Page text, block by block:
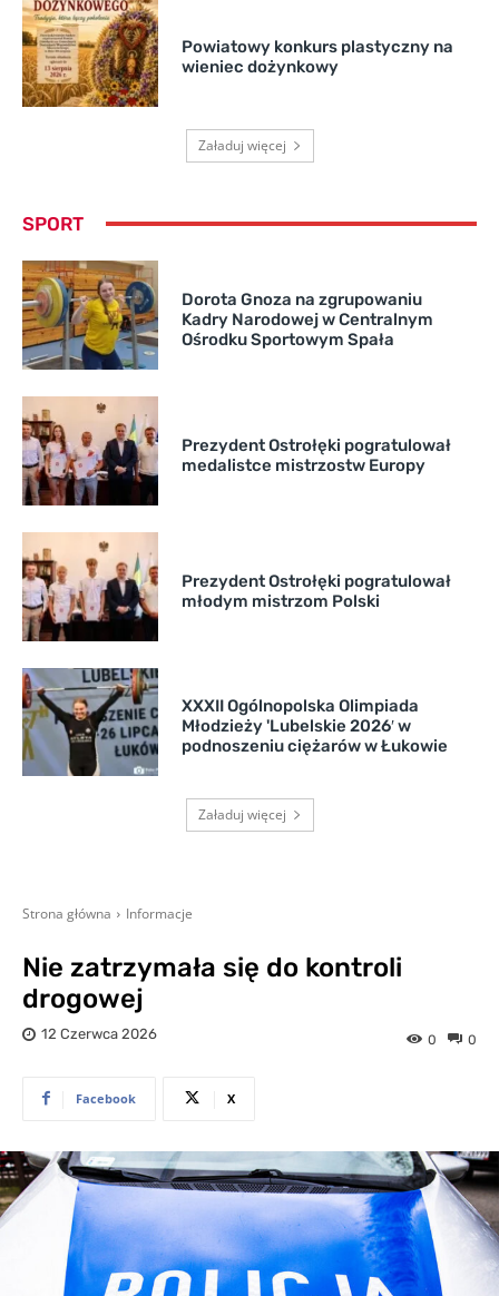
Powiatowy konkurs plastyczny na
wieniec dożynkowy
Załaduj więcej
SPORT
Dorota Gnoza na zgrupowaniu
Kadry Narodowej w Centralnym
Ośrodku Sportowym Spała
Prezydent Ostrołęki pogratulował
medalistce mistrzostw Europy
Prezydent Ostrołęki pogratulował
młodym mistrzom Polski
XXXII Ogólnopolska Olimpiada
Młodzieży 'Lubelskie 2026′ w
podnoszeniu ciężarów w Łukowie
Załaduj więcej